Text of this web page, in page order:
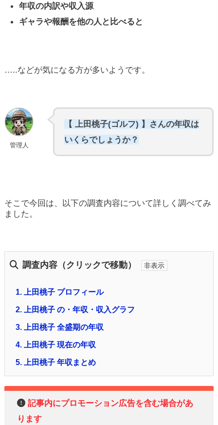
年収の内訳や収入源
ギャラや報酬を他の人と比べると
…..などが気になる方が多いようです。
管理人
【 上田桃子(ゴルフ) 】さんの年収は
いくらでしょうか？
そこで今回は、以下の調査内容について詳しく調べてみ
ました。
調査内容（クリックで移動）
1. 上田桃子 プロフィール
2. 上田桃子 の・年収・収入グラフ
3. 上田桃子 全盛期の年収
4. 上田桃子 現在の年収
5. 上田桃子 年収まとめ
記事内にプロモーション広告を含む場合があ
ります